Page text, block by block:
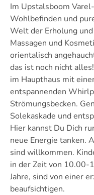
Im Upstalsboom
Wohlbefinden und
Welt der Erholung
Massagen und
orientalisch
das ist noch nicht
im Haupthaus mit
entspannenden
Strömungsbecken.
Solekaskade und
Hier kannst Du Dich
neue Energie tanken.
sind willkommen.
in der Zeit von 10.00-
Jahre, sind von einer
beaufsichtigen.